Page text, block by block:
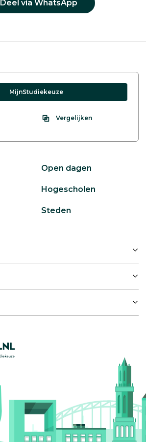
Deel via WhatsApp
MijnStudiekeuze
Vergelijken
Open dagen
Hogescholen
Steden